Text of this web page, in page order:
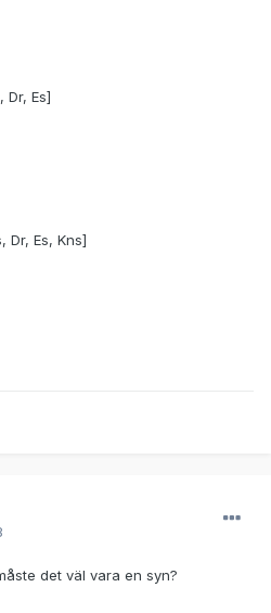
Es]
Es, Kns]
det väl vara en syn?